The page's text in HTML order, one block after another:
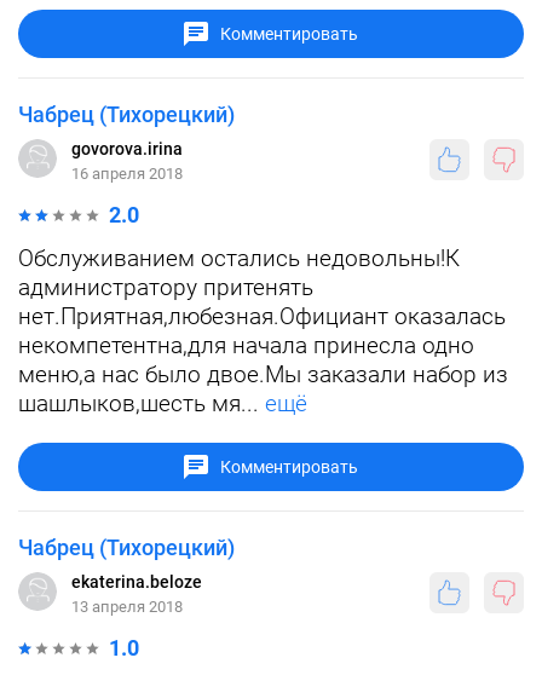
Комментировать
Чабрец (Тихорецкий)
govorova.irina
16 апреля 2018
2.0
Обслуживанием остались недовольны!К
администратору притенять
нет.Приятная,любезная.Официант оказалась
некомпетентна,для начала принесла одно
меню,а нас было двое.Мы заказали набор из
шашлыков,шесть мя... ещё
Комментировать
Чабрец (Тихорецкий)
ekaterina.beloze
13 апреля 2018
1.0